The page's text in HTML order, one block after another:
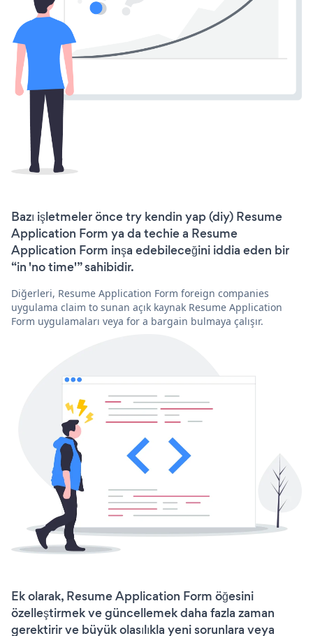
Bazı işletmeler önce try kendin yap (diy) Resume
Application Form ya da techie a Resume
Application Form inşa edebileceğini iddia eden bir
“in 'no time'” sahibidir.
Diğerleri, Resume Application Form foreign companies
uygulama claim to sunan açık kaynak Resume Application
Form uygulamaları veya for a bargain bulmaya çalışır.
Ek olarak, Resume Application Form öğesini
özelleştirmek ve güncellemek daha fazla zaman
gerektirir ve büyük olasılıkla yeni sorunlara veya